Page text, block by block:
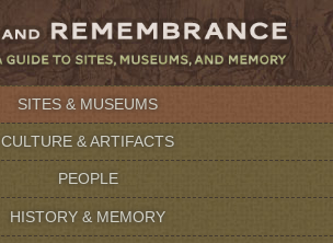
SITES & MUSEUMS
CULTURE & ARTIFACTS
PEOPLE
HISTORY & MEMORY